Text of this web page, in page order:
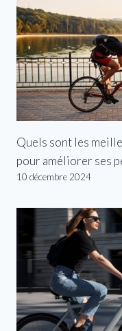
Quels sont les
pour améliorer ses
10 décembre 2024